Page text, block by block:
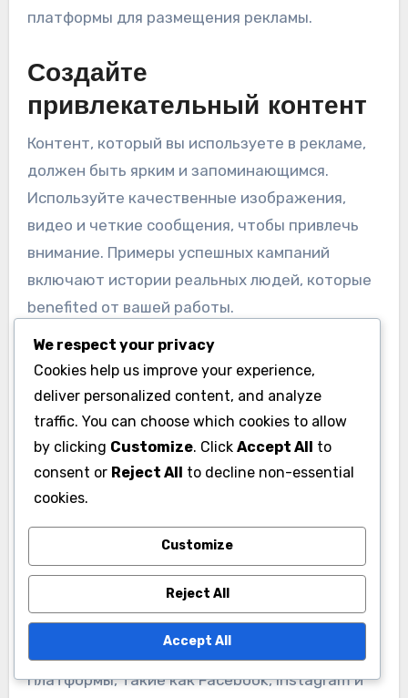
платформы для размещения рекламы.
Создайте
привлекательный контент
Контент, который вы используете в рекламе,
должен быть ярким и запоминающимся.
Используйте качественные изображения,
видео и четкие сообщения, чтобы привлечь
внимание. Примеры успешных кампаний
включают истории реальных людей, которые
benefited от вашей работы.
Не забывайте о призывах к действию. Четко
укажите, что вы хотите, чтобы доноры
сделали: пожертвовать, подписаться на
рассылку или поделиться информацией. Это
увеличит вероятность того, что они
откликнутся на ваше сообщение.
Используйте социальные
Социальные сети являются мощным
инструментом для привлечения доноров.
Платформы, такие как Facebook, Instagram и
We respect your privacy
Cookies help us improve your experience,
deliver personalized content, and analyze
traffic. You can choose which cookies to allow
by clicking Customize. Click Accept All to
consent or Reject All to decline non-essential
cookies.
Customize
Reject All
Accept All